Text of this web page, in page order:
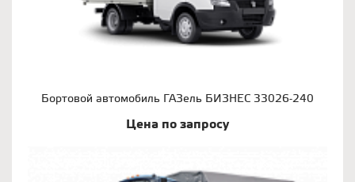
Бортовой автомобиль ГАЗель БИЗНЕС 33026-240
Цена по запросу